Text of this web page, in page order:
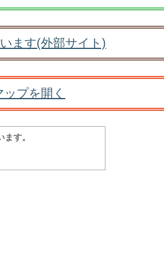
ます(外部サイト)
プを開く
す。